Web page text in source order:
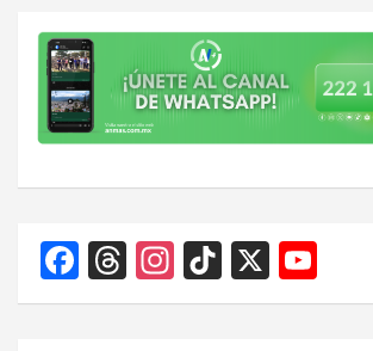
F
a
T
hr
In
st
Ti
k
X
o